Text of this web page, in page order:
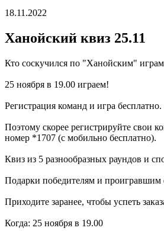
18.11.2022
Ханойский квиз 25.11
Кто соскучился по "Ханойским"
25 ноября в 19.00 играем!
Регистрация команд и игра
Поэтому скорее регистрируйте свои
номер *1707 (с мобильно бесплатно).
Квиз из 5 разнообразных раундов и
Подарки победителям и проигравшим
Приходите заранее, чтобы успеть
Когда: 25 ноября в 19.00